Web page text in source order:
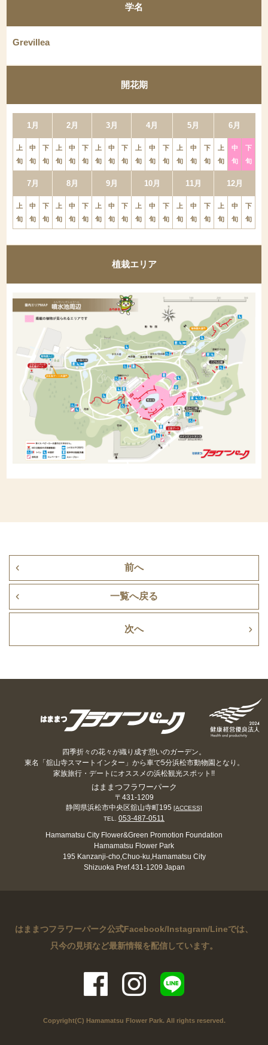
学名
Grevillea
開花期
1月 2月 3月 4月 5月 6月
上
旬
中
旬
下
旬
上
旬
中
旬
下
旬
上
旬
中
旬
下
旬
上
旬
中
旬
下
旬
上
旬
中
旬
下
旬
上
旬
中
旬
下
旬
7月 8月 9月 10月 11月 12月
上
旬
中
旬
下
旬
上
旬
中
旬
下
旬
上
旬
中
旬
下
旬
上
旬
中
旬
下
旬
上
旬
中
旬
下
旬
上
旬
中
旬
下
旬
植栽エリア
前へ
一覧へ戻る
次へ
四季折々の花々が織り成す憩いのガーデン。
東名「舘山寺スマートインター」から車で5分浜松市動物園となり。
家族旅行・デートにオススメの浜松観光スポット!!
はままつフラワーパーク
〒431-1209
静岡県浜松市中央区舘山寺町195 [ACCESS]
TEL.
053-487-0511
Hamamatsu City Flower&Green Promotion Foundation
Hamamatsu Flower Park
195 Kanzanji-cho,Chuo-ku,Hamamatsu City
Shizuoka Pref.431-1209 Japan
はままつフラワーパーク公式Facebook/Instagram/Lineでは、
只今の見頃など最新情報を配信しています。
Copyright(C) Hamamatsu Flower Park. All rights reserved.